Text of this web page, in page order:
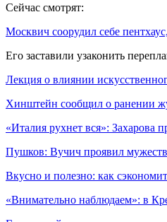
Сейчас смотрят:
Москвич соорудил себе
Его заставили узаконить
Лекция о влиянии
Хинштейн сообщил о ранении
«Италия рухнет вся»: Захарова
Пушков: Вучич проявил
Вкусно и полезно: как
«Внимательно наблюдаем»: в